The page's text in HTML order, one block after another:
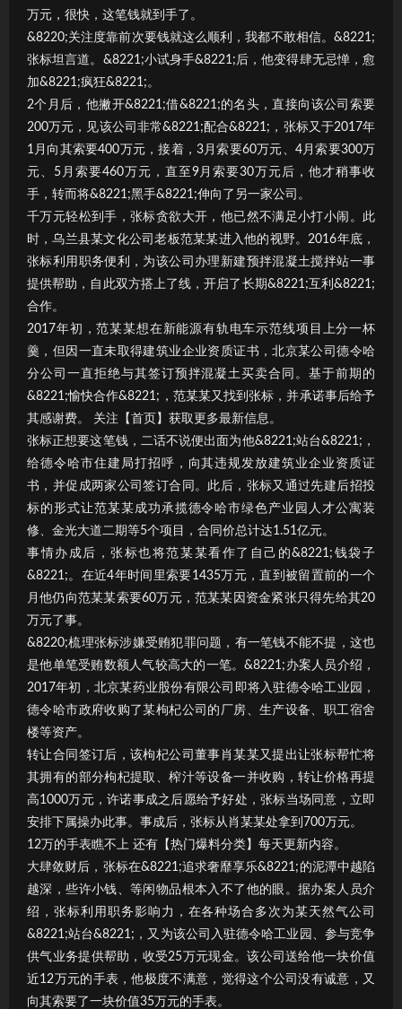
万元，很快，这笔钱就到手了。
&8220;关注度靠前次要钱就这么顺利，我都不敢相信。&8221;
张标坦言道。&8221;小试身手&8221;后，他变得肆无忌惮，愈
加&8221;疯狂&8221;。
2个月后，他撇开&8221;借&8221;的名头，直接向该公司索要
200万元，见该公司非常&8221;配合&8221;，张标又于2017年
1月向其索要400万元，接着，3月索要60万元、4月索要300万
元、5月索要460万元，直至9月索要30万元后，他才稍事收
手，转而将&8221;黑手&8221;伸向了另一家公司。
千万元轻松到手，张标贪欲大开，他已然不满足小打小闹。此
时，乌兰县某文化公司老板范某某进入他的视野。2016年底，
张标利用职务便利，为该公司办理新建预拌混凝土搅拌站一事
提供帮助，自此双方搭上了线，开启了长期&8221;互利&8221;
合作。
2017年初，范某某想在新能源有轨电车示范线项目上分一杯
羹，但因一直未取得建筑业企业资质证书，北京某公司德令哈
分公司一直拒绝与其签订预拌混凝土买卖合同。基于前期的
&8221;愉快合作&8221;，范某某又找到张标，并承诺事后给予
其感谢费。 关注【首页】获取更多最新信息。
张标正想要这笔钱，二话不说便出面为他&8221;站台&8221;，
给德令哈市住建局打招呼，向其违规发放建筑业企业资质证
书，并促成两家公司签订合同。此后，张标又通过先建后招投
标的形式让范某某成功承揽德令哈市绿色产业园人才公寓装
修、金光大道二期等5个项目，合同价总计达1.51亿元。
事情办成后，张标也将范某某看作了自己的&8221;钱袋子
&8221;。在近4年时间里索要1435万元，直到被留置前的一个
月他仍向范某某索要60万元，范某某因资金紧张只得先给其20
万元了事。
&8220;梳理张标涉嫌受贿犯罪问题，有一笔钱不能不提，这也
是他单笔受贿数额人气较高大的一笔。&8221;办案人员介绍，
2017年初，北京某药业股份有限公司即将入驻德令哈工业园，
德令哈市政府收购了某枸杞公司的厂房、生产设备、职工宿舍
楼等资产。
转让合同签订后，该枸杞公司董事肖某某又提出让张标帮忙将
其拥有的部分枸杞提取、榨汁等设备一并收购，转让价格再提
高1000万元，许诺事成之后愿给予好处，张标当场同意，立即
安排下属操办此事。事成后，张标从肖某某处拿到700万元。
12万的手表瞧不上 还有【热门爆料分类】每天更新内容。
大肆敛财后，张标在&8221;追求奢靡享乐&8221;的泥潭中越陷
越深，些许小钱、等闲物品根本入不了他的眼。据办案人员介
绍，张标利用职务影响力，在各种场合多次为某天然气公司
&8221;站台&8221;，又为该公司入驻德令哈工业园、参与竞争
供气业务提供帮助，收受25万元现金。该公司送给他一块价值
近12万元的手表，他极度不满意，觉得这个公司没有诚意，又
向其索要了一块价值35万元的手表。